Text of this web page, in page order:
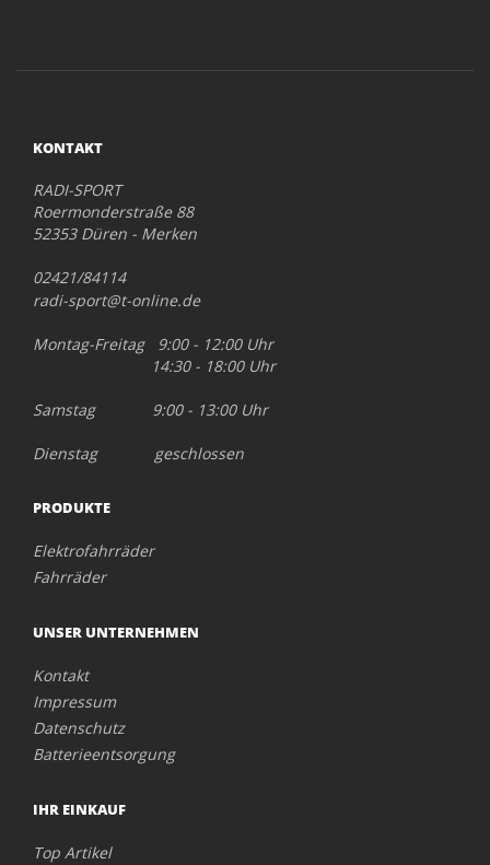
KONTAKT
RADI-SPORT
Roermonderstraße 88
52353 Düren - Merken
02421/84114
radi-sport@t-online.de
Montag-Freitag 9:00 - 12:00 Uhr
14:30 - 18:00 Uhr
Samstag 9:00 - 13:00 Uhr
Dienstag geschlossen
PRODUKTE
Elektrofahrräder
Fahrräder
UNSER UNTERNEHMEN
Kontakt
Impressum
Datenschutz
Batterieentsorgung
IHR EINKAUF
Top Artikel